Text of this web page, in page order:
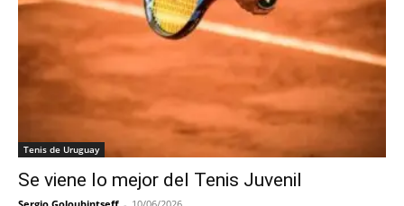
Tenis de Uruguay
Se viene lo mejor del Tenis Juvenil